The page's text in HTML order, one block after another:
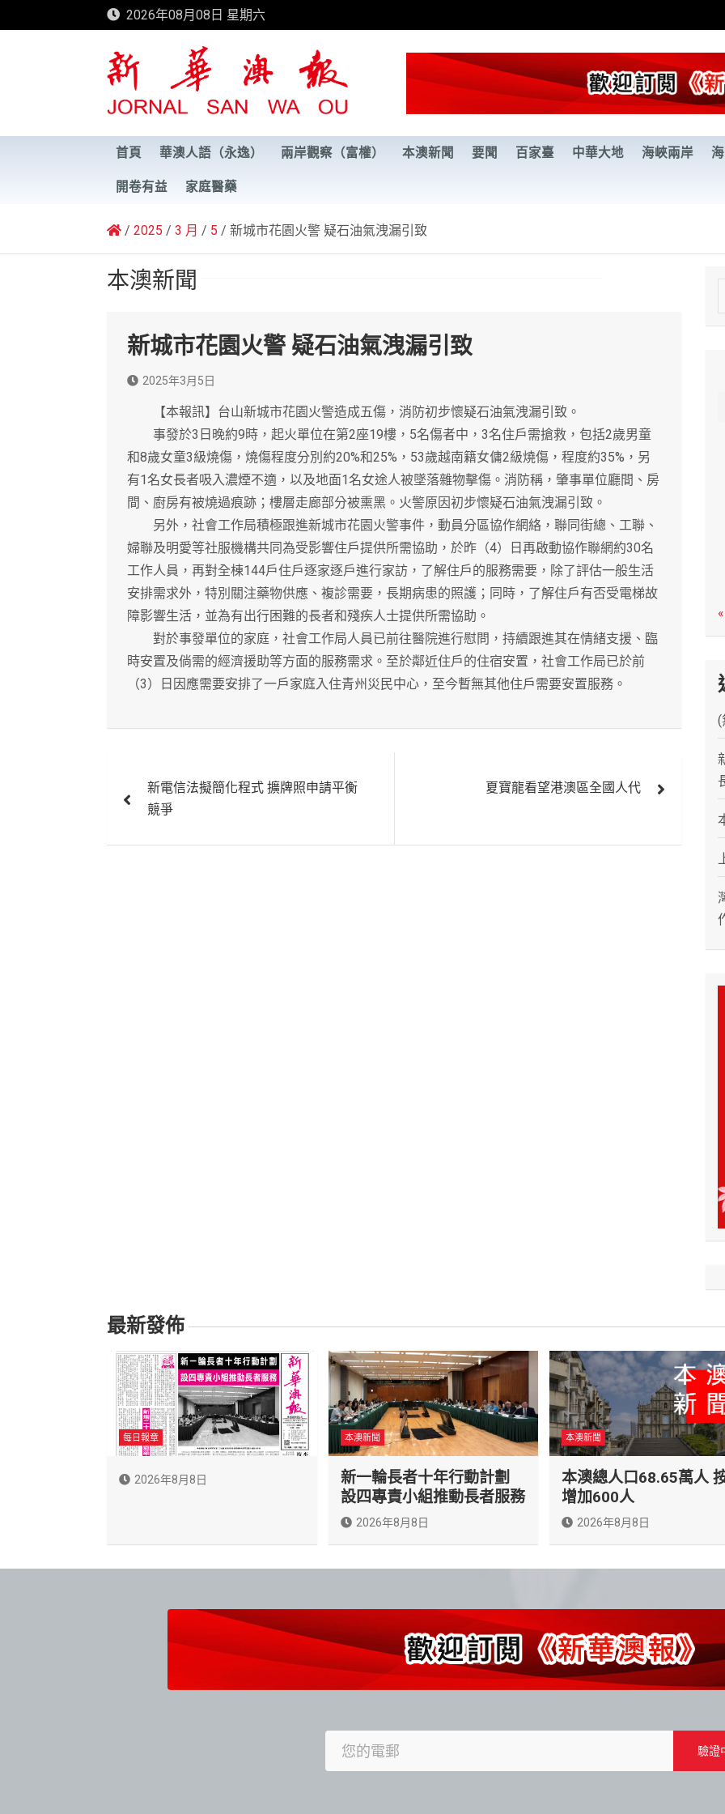
to
2026年08月08日 星期六
新華澳報
首頁 華澳人語（永逸） 兩岸觀察（富權） 本澳新聞 要聞 百家臺 中華大地 海峽兩岸
開卷有益 家庭醫藥
2025 3 月 5 新城市花園火警 疑石油氣洩漏引致
本澳新聞
新城市花園火警 疑石油氣洩漏引致
2025年3月5日
【本報訊】台山新城市花園火警造成五傷，消防初步懷疑石油氣洩漏引致。
事發於3日晚約9時，起火單位在第2座19樓，5名傷者中，3名住戶需搶救，包括2歲男童
和8歲女童3級燒傷，燒傷程度分別約20%和25%，53歲越南籍女傭2級燒傷，程度約35%，另
有1名女長者吸入濃煙不適，以及地面1名女途人被墜落雜物擊傷。消防稱，肇事單位廳間、房
間、廚房有被燒過痕跡；樓層走廊部分被熏黑。火警原因初步懷疑石油氣洩漏引致。
另外，社會工作局積極跟進新城市花園火警事件，動員分區協作網絡，聯同街總、工聯、
婦聯及明愛等社服機構共同為受影響住戶提供所需協助，於昨（4）日再啟動協作聯網約30名
工作人員，再對全棟144戶住戶逐家逐戶進行家訪，了解住戶的服務需要，除了評估一般生活
安排需求外，特別關注藥物供應、複診需要，長期病患的照護；同時，了解住戶有否受電梯故
障影響生活，並為有出行困難的長者和殘疾人士提供所需協助。
對於事發單位的家庭，社會工作局人員已前往醫院進行慰問，持續跟進其在情緒支援、臨
時安置及倘需的經濟援助等方面的服務需求。至於鄰近住戶的住宿安置，社會工作局已於前
（3）日因應需要安排了一戶家庭入住青州災民中心，至今暫無其他住戶需要安置服務。
章
新電信法擬簡化程式 擴牌照申請平衡
競爭
夏寶龍看望港澳區全國人代
e
(
最新發佈
每日報章
2026年8月8日
本澳新聞
新一輪長者十年行動計劃
設四專責小組推動長者服務
2026年8月8日
本澳新聞
本澳總人口68.65萬人
增加600人
2026年8月8日